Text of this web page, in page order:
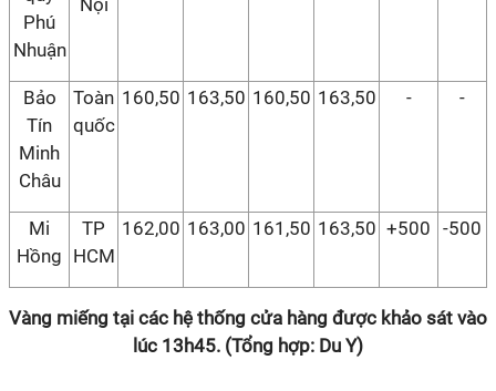
Phú
Nhuận
Nội
Bảo
Tín
Minh
Châu
Toàn
quốc
160,50 163,50 160,50 163,50 - -
Mi
Hồng
TP
HCM
162,00 163,00 161,50 163,50 +500 -500
Vàng miếng tại các hệ thống cửa hàng được khảo sát vào
lúc 13h45. (Tổng hợp: Du Y)